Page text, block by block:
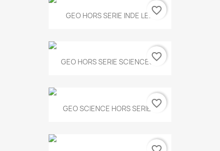
GEO HORS SERIE INDE LE...favorite_border
GEO HORS SERIE SCIENCES...
favorite_border
GEO SCIENCE HORS SERIE...favorite_border